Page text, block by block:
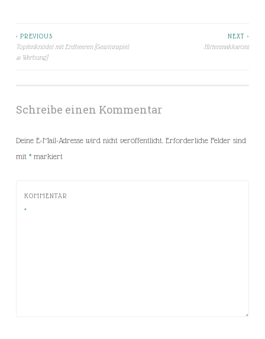
Beitragsnavigation
< PREVIOUS
Topfenknödel mit Erdbeeren [Gewinnspiel
& Werbung]
NEXT >
Hirtenmakkaroni
Schreibe einen Kommentar
Deine E-Mail-Adresse wird nicht veröffentlicht. Erforderliche Felder sind
mit *markiert
KOMMENTAR
*